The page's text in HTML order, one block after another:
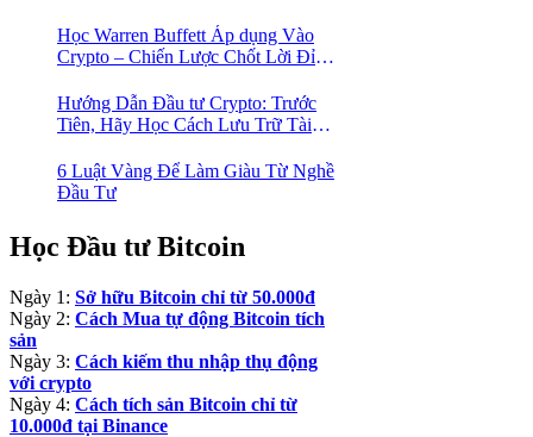
Học Warren Buffett Áp dụng Vào
Crypto – Chiến Lược Chốt Lời Đỉnh
Hướng Dẫn Đầu tư Crypto: Trước
Tiên, Hãy Học Cách Lưu Trữ Tài
6 Luật Vàng Để Làm Giàu Từ Nghề
Đầu Tư
Học Đầu tư Bitcoin
Ngày 1: Sở hữu Bitcoin chỉ từ 50.000đ
Ngày 2: Cách Mua tự động Bitcoin tích
sản
Ngày 3: Cách kiếm thu nhập thụ động
với crypto
Ngày 4: Cách tích sản Bitcoin chỉ từ
10.000đ tại Binance